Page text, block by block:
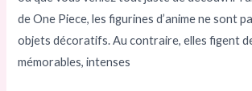
de One Piece, les figurines d’anime ne sont
objets décoratifs. Au contraire, elles figent
mémorables, intenses
Law